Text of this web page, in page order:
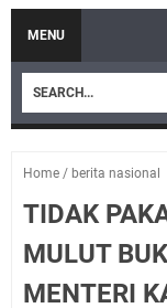
MENU
Home / berita nasional
TIDAK
MULUT
MENTERI